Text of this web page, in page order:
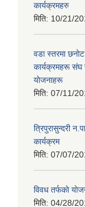
कार्यक्रमहरु
मिति: 10/21/
वडा स्तरमा
कार्यक्रमहरू संघ
याेजनाहरू
मिति: 07/11/
त्रिपुरासुन्दरी
कार्यक्रम
मिति: 07/07/
विवध तर्फकाे
मिति: 04/28/